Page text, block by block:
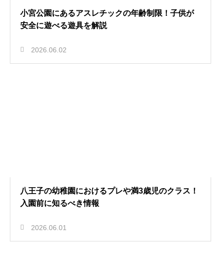
小宮公園にあるアスレチックの年齢制限！子供が
安全に遊べる遊具を解説
2026.06.02
八王子の幼稚園におけるプレや満3歳児のクラス！
入園前に知るべき情報
2026.06.01